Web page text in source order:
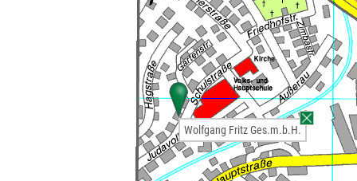
Wolfgang Fritz Ges.m.b.H.